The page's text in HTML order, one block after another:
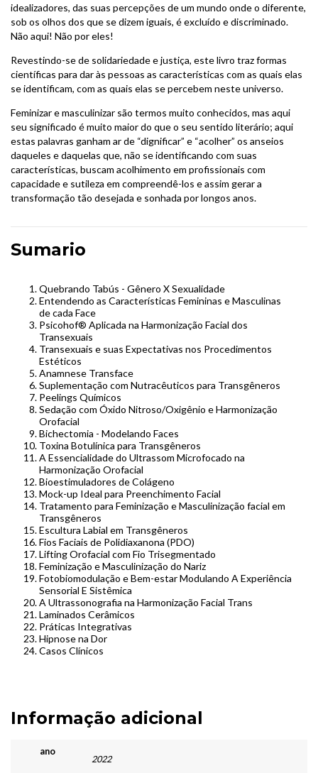
idealizadores, das suas percepções de um mundo onde o diferente,
sob os olhos dos que se dizem iguais, é excluído e discriminado.
Não aqui! Não por eles!
Revestindo-se de solidariedade e justiça, este livro traz formas
científicas para dar às pessoas as características com as quais elas
se identificam, com as quais elas se percebem neste universo.
Feminizar e masculinizar são termos muito conhecidos, mas aqui
seu significado é muito maior do que o seu sentido literário; aqui
estas palavras ganham ar de “dignificar” e “acolher” os anseios
daqueles e daquelas que, não se identificando com suas
características, buscam acolhimento em profissionais com
capacidade e sutileza em compreendê-los e assim gerar a
transformação tão desejada e sonhada por longos anos.
Sumario
Quebrando Tabús - Gênero X Sexualidade
Entendendo as Características Femininas e Masculinas
de cada Face
Psicohof® Aplicada na Harmonização Facial dos
Transexuais
Transexuais e suas Expectativas nos Procedimentos
Estéticos
Anamnese Transface
Suplementação com Nutracêuticos para Transgêneros
Peelings Químicos
Sedação com Óxido Nitroso/Oxigênio e Harmonização
Orofacial
Bichectomia - Modelando Faces
Toxina Botulínica para Transgêneros
A Essencialidade do Ultrassom Microfocado na
Harmonização Orofacial
Bioestimuladores de Colágeno
Mock-up Ideal para Preenchimento Facial
Tratamento para Feminização e Masculinização facial em
Transgêneros
Escultura Labial em Transgêneros
Fios Faciais de Polidiaxanona (PDO)
Lifting Orofacial com Fio Trisegmentado
Feminização e Masculinização do Nariz
Fotobiomodulação e Bem-estar Modulando A Experiência
Sensorial E Sistêmica
A Ultrassonografia na Harmonização Facial Trans
Laminados Cerâmicos
Práticas Integrativas
Hipnose na Dor
Casos Clínicos
Informação adicional
ano
2022